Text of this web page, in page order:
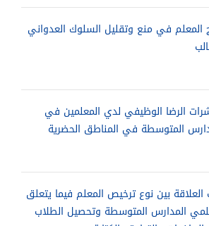
المعلم في منع وتقليل السلوك العدواني
الرضا الوظيفي لدي المعلمين في
المتوسطة في المناطق الحضرية
العلاقة بين نوع ترخيص المعلم فيما يتعلق
المدارس المتوسطة وتحصيل الطلاب